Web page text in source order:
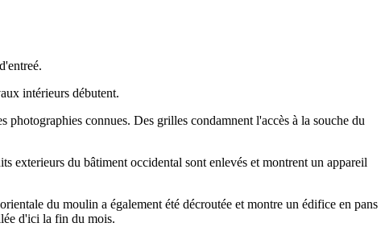
intérieurs débutent.
connues. Des grilles condamnent l'accès à la souche du
exterieurs du bâtiment occidental sont enlevés et montrent un appareil
du moulin a également été décroutée et montre un édifice en pans
d'ici la fin du mois.